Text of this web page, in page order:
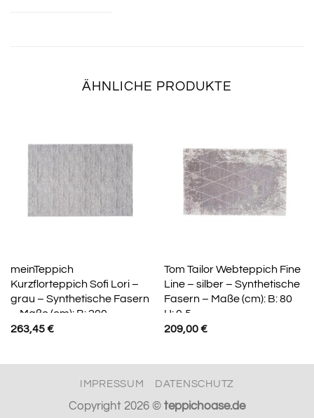
ÄHNLICHE PRODUKTE
meinTeppich
Kurzflorteppich Sofi Lori –
grau – Synthetische Fasern
– Maße (cm): B: 200
263,45€
Tom Tailor Webteppich Fine
Line – silber – Synthetische
Fasern – Maße (cm): B: 80
H: 0,5
209,00€
IMPRESSUM DATENSCHUTZ
Copyright 2026 © teppichoase.de